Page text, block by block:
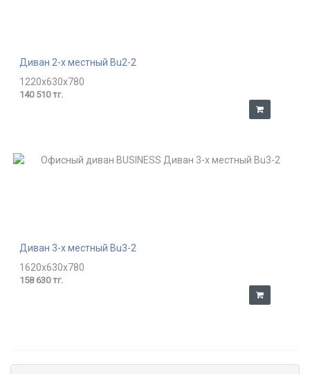
Диван 2-х местный Bu2-2
1220x630x780
140 510 тг.
Диван 3-х местный Bu3-2
1620x630x780
158 630 тг.